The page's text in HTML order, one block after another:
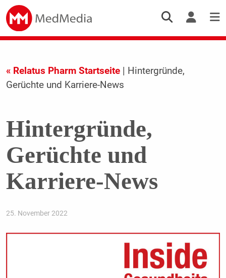
« Relatus Pharm Startseite| Hintergründe,
Gerüchte und Karriere-News
Hintergründe,
Gerüchte und
Karriere-News
25. November 2022